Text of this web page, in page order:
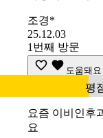
조경*
25.12.03
1번째 방문
도움돼요
평
요즘 이비인후
요